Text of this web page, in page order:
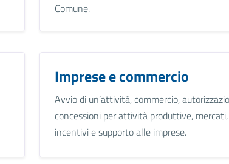
Comune.
Imprese e commercio
Avvio di un’attività, commercio,
concessioni per attività produttive, mercati,
incentivi e supporto alle imprese.